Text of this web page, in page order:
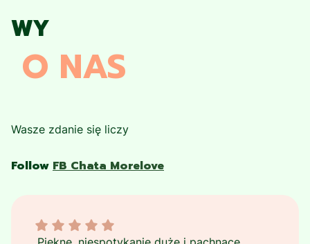
WY
O NAS
Wasze zdanie się liczy
Follow FB Chata Morelove
Małgorzata, świeże owoce dał ocenę: 6